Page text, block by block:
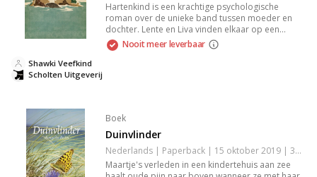
Hartenkind is een krachtige psychologische
roman over de unieke band tussen moeder en
dochter. Lente en Liva vinden elkaar op een
onbewoond eiland, verworven door een erfenis.
Te midden van het ruige landschap strijden ze
Nooit meer leverbaar
Scholten Uitgeverij
Shawki Veefkind
Boek
Duinvlinder
Nederlands | Paperback | 15 oktober 2019 | 350 pagina's | 9789087182403
Maartje's verleden in een kindertehuis aan zee